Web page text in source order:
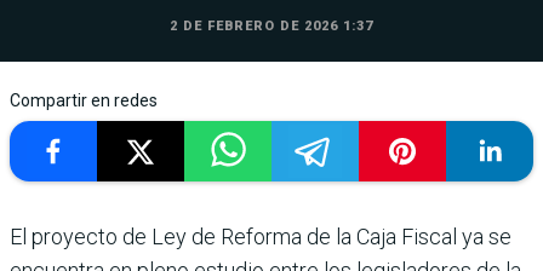
2 DE FEBRERO DE 2026 1:37
Compartir en redes
El proyecto de Ley de Reforma de la Caja Fiscal ya se